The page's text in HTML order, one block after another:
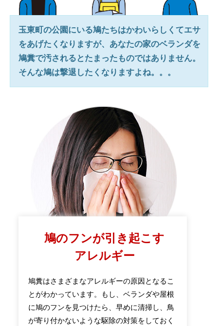
玉東町の公園にいる鳩たちはかわいらしくてエサ
をあげたくなりますが、あなたの家のベランダを
鳩糞で汚されるとたまったものではありません。
そんな鳩は撃退したくなりますよね。。。
鳩のフンが引き起こす
アレルギー
鳩糞はさまざまなアレルギーの原因となるこ
とがわかっています。もし、ベランダや屋根
に鳩のフンを見つけたら、早めに清掃し、鳥
が寄り付かないような駆除の対策をしておく